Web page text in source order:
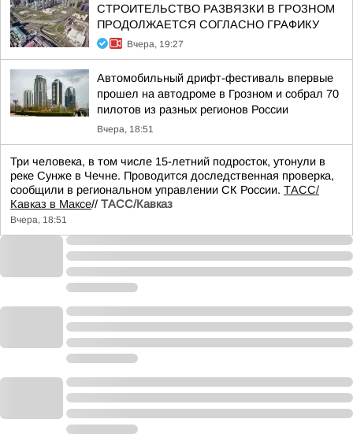
СТРОИТЕЛЬСТВО РАЗВЯЗКИ В ГРОЗНОМ
ПРОДОЛЖАЕТСЯ СОГЛАСНО ГРАФИКУ
Вчера, 19:27
Автомобильный дрифт-фестиваль впервые
прошел на автодроме в Грозном и собрал 70
пилотов из разных регионов России
Вчера, 18:51
Три человека, в том числе 15-летний подросток, утонули в
реке Сунже в Чечне. Проводится доследственная проверка,
сообщили в региональном управлении СК России. ТАСС/
Кавказ в Максе// ТАСС/Кавказ
Вчера, 18:51